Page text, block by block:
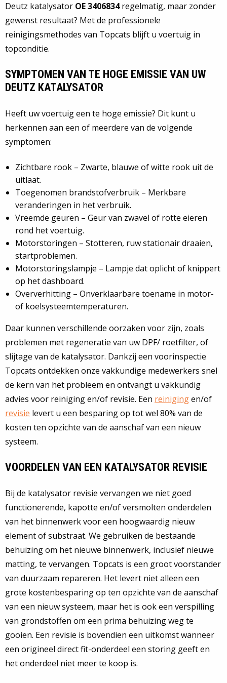
Deutz katalysator OE 3406834regelmatig, maar zonder
gewenst resultaat? Met de professionele
reinigingsmethodes van Topcats blijft u voertuig in
topconditie.
SYMPTOMEN VAN TE HOGE EMISSIE VAN UW
DEUTZ KATALYSATOR
Heeft uw voertuig een te hoge emissie? Dit kunt u
herkennen aan een of meerdere van de volgende
symptomen:
Zichtbare rook – Zwarte, blauwe of witte rook uit de
uitlaat.
Toegenomen brandstofverbruik – Merkbare
veranderingen in het verbruik.
Vreemde geuren – Geur van zwavel of rotte eieren
rond het voertuig.
Motorstoringen – Stotteren, ruw stationair draaien,
startproblemen.
Motorstoringslampje – Lampje dat oplicht of knippert
op het dashboard.
Oververhitting – Onverklaarbare toename in motor-
of koelsysteemtemperaturen.
Daar kunnen verschillende oorzaken voor zijn, zoals
problemen met regeneratie van uw DPF/ roetfilter, of
slijtage van de katalysator. Dankzij een voorinspectie
Topcats ontdekken onze vakkundige medewerkers snel
de kern van het probleem en ontvangt u vakkundig
advies voor reiniging en/of revisie. Een reinigingen/of
revisie levert u een besparing op tot wel 80% van de
kosten ten opzichte van de aanschaf van een nieuw
systeem.
VOORDELEN VAN EEN KATALYSATOR REVISIE
Bij de katalysator revisie vervangen we niet goed
functionerende, kapotte en/of versmolten onderdelen
van het binnenwerk voor een hoogwaardig nieuw
element of substraat. We gebruiken de bestaande
behuizing om het nieuwe binnenwerk, inclusief nieuwe
matting, te vervangen. Topcats is een groot voorstander
van duurzaam repareren. Het levert niet alleen een
grote kostenbesparing op ten opzichte van de aanschaf
van een nieuw systeem, maar het is ook een verspilling
van grondstoffen om een prima behuizing weg te
gooien. Een revisie is bovendien een uitkomst wanneer
een origineel direct fit-onderdeel een storing geeft en
het onderdeel niet meer te koop is.